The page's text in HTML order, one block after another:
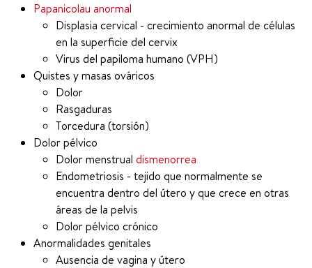
Papanicolau anormal
Displasia cervical - crecimiento anormal de células
en la superficie del cervix
Virus del papiloma humano (VPH)
Quistes y masas ováricos
Dolor
Rasgaduras
Torcedura (torsión)
Dolor pélvico
Dolor menstrual dismenorrea
Endometriosis - tejido que normalmente se
encuentra dentro del útero y que crece en otras
áreas de la pelvis
Dolor pélvico crónico
Anormalidades genitales
Ausencia de vagina y útero